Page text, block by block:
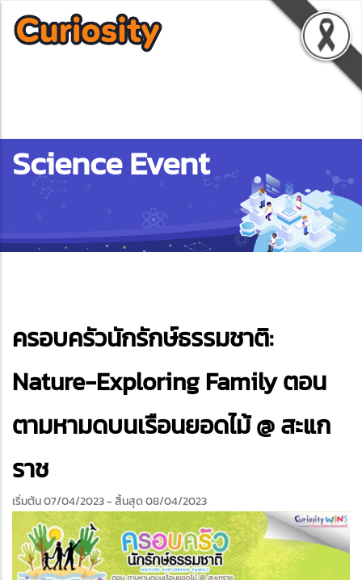
Science Event
ครอบครัวนักรักษ์ธรรมชาติ:
Nature-Exploring Family ตอน
ตามหามดบนเรือนยอดไม้ @ สะแก
ราช
เริ่มต้น 07/04/2023- สิ้นสุด 08/04/2023